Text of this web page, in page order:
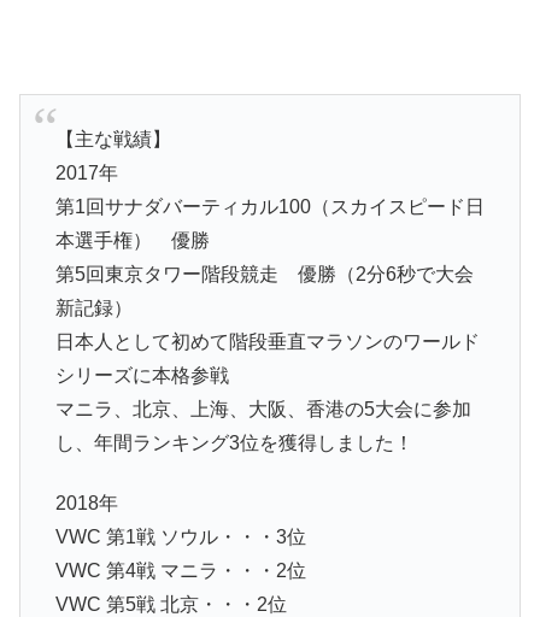
【主な戦績】
2017年
第1回サナダバーティカル100（スカイスピード日
本選手権） 優勝
第5回東京タワー階段競走 優勝（2分6秒で大会
新記録）
日本人として初めて階段垂直マラソンのワールド
シリーズに本格参戦
マニラ、北京、上海、大阪、香港の5大会に参加
し、年間ランキング3位を獲得しました！
2018年
VWC 第1戦 ソウル・・・3位
VWC 第4戦 マニラ・・・2位
VWC 第5戦 北京・・・2位